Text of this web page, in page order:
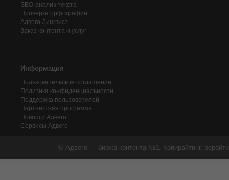
SEO-анализ текста
Проверка орфографии
Адвего Лингвист
Заказ контента и услуг
Информация
Пользовательское соглашение
Политика конфиденциальности
Поддержка пользователей
Партнерская программа
Новости Адвего
Сервисы Адвего
© Адвего — биржа контента №1. Копирайтинг,